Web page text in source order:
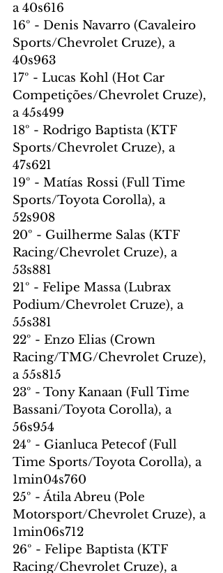
a 40s616
16º - Denis Navarro (Cavaleiro
Sports/Chevrolet Cruze), a
40s963
17º - Lucas Kohl (Hot Car
Competições/Chevrolet Cruze),
a 45s499
18º - Rodrigo Baptista (KTF
Sports/Chevrolet Cruze), a
47s621
19º - Matías Rossi (Full Time
Sports/Toyota Corolla), a
52s908
20º - Guilherme Salas (KTF
Racing/Chevrolet Cruze), a
53s881
21º - Felipe Massa (Lubrax
Podium/Chevrolet Cruze), a
55s381
22º - Enzo Elias (Crown
Racing/TMG/Chevrolet Cruze),
a 55s815
23º - Tony Kanaan (Full Time
Bassani/Toyota Corolla), a
56s954
24º - Gianluca Petecof (Full
Time Sports/Toyota Corolla), a
1min04s760
25º - Átila Abreu (Pole
Motorsport/Chevrolet Cruze), a
1min06s712
26º - Felipe Baptista (KTF
Racing/Chevrolet Cruze), a